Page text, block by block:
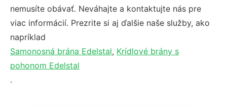
nemusíte obávať. Neváhajte a kontaktujte nás pre
viac informácií. Prezrite si aj ďalšie naše služby, ako
napríklad
Samonosná brána Edelstal, Krídlové brány s
pohonom Edelstal
.